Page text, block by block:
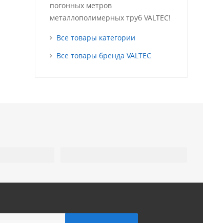
погонных метров
металлополимерных труб VALTEC!
Все товары категории
Все товары бренда VALTEC